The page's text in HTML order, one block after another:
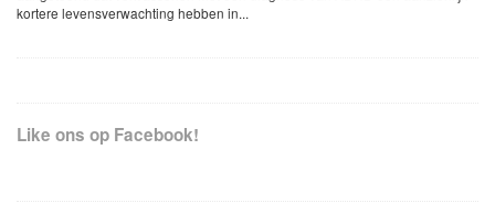
kortere levensverwachting hebben in...
Like ons op Facebook!